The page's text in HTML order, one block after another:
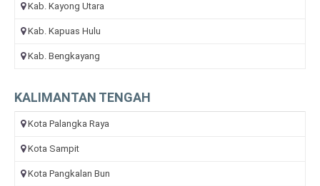
Kab. Kayong Utara
Kab. Kapuas Hulu
Kab. Bengkayang
KALIMANTAN TENGAH
Kota Palangka Raya
Kota Sampit
Kota Pangkalan Bun